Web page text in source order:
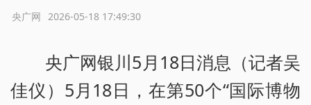
2026-05-18 17:49:30
央广网
央广网银川5月18日消息（记者吴
佳仪）5月18日，在第50个“国际博物